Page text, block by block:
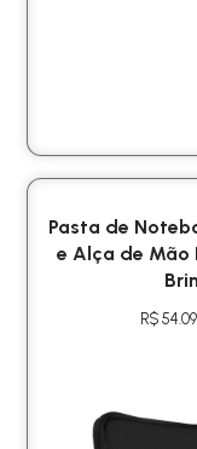
Pasta de
e Alça de Mão
R$ 54.09